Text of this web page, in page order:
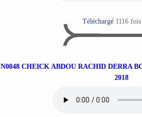
Téléchargé 1116
N0048 CHEICK ABDOU RACHID DERRA
2018